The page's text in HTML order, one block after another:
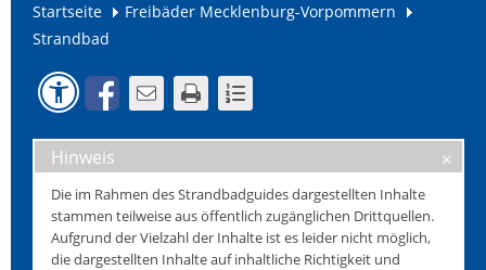
Startseite
Freibäder Mecklenburg-Vorpommern
Strandbad
Hinweis
Die im Rahmen des Strandbadguides dargestellten Inhalte
stammen teilweise aus öffentlich zugänglichen Drittquellen.
Aufgrund der Vielzahl der Inhalte ist es leider nicht möglich,
die dargestellten Inhalte auf inhaltliche Richtigkeit und